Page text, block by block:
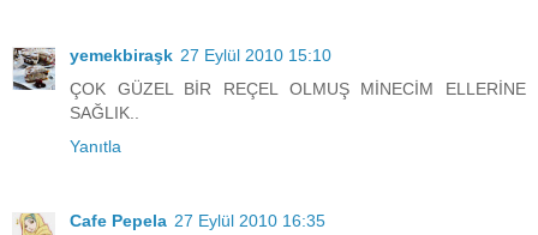
yemekbiraşk 27 Eylül 2010 15:10
ÇOK GÜZEL BİR REÇEL OLMUŞ MİNECİM ELLERİNE
SAĞLIK..
Yanıtla
Cafe Pepela 27 Eylül 2010 16:35